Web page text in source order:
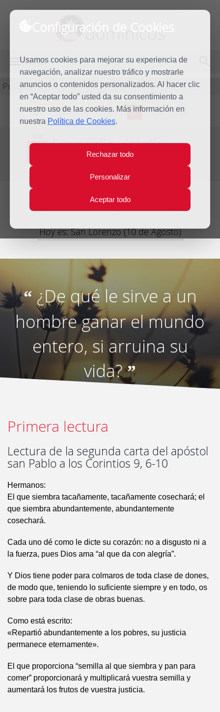
Configuración de Cookies
Usamos cookies para mejorar su experiencia de
navegación, analizar nuestro tráfico y mostrarle
anuncios o contenidos personalizados. Al hacer clic
en “Aceptar todo” usted da su consentimiento a
nuestro uso de las cookies. Más información en
nuestra Política de Cookies.
Rechazar todo
Personalizar
Aceptar todo
dominicos
MENÚ
Predicación
L M X J V S D
10
2012
Evangelio del día
Decimoctava semana del Tiempo Ordinario
Lecturas del día y comentario
Hoy es: San Lorenzo (10 de Agosto)
“¿De qué le sirve a un
hombre ganar el mundo
entero, si arruina su
vida?”
Primera lectura
Lectura de la segunda carta del apóstol
san Pablo a los Corintios 9, 6-10
Hermanos:
El que siembra tacañamente, tacañamente cosechará; el
que siembra abundantemente, abundantemente
cosechará.
Cada uno dé como le dicte su corazón: no a disgusto ni a
la fuerza, pues Dios ama “al que da con alegría”.
Y Dios tiene poder para colmaros de toda clase de dones,
de modo que, teniendo lo suficiente siempre y en todo, os
sobre para toda clase de obras buenas.
Como está escrito:
«Repartió abundantemente a los pobres, su justicia
permanece eternamente».
El que proporciona “semilla al que siembra y pan para
comer” proporcionará y multiplicará vuestra semilla y
aumentará los frutos de vuestra justicia.